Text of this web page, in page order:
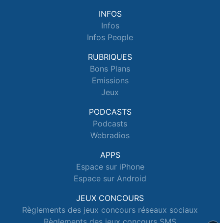
INFOS
Infos
Infos People
RUBRIQUES
Bons Plans
Emissions
Jeux
PODCASTS
Podcasts
Webradios
APPS
Espace sur iPhone
Espace sur Android
JEUX CONCOURS
Règlements des jeux concours réseaux sociaux